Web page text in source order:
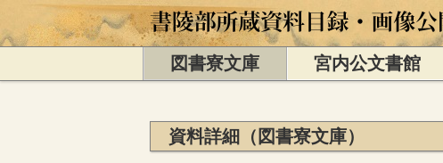
図書寮文庫 宮内公文書館
資料詳細（図書寮文庫）